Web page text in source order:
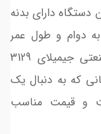
دارای بدنه
دوام و طول عمر
دستگاه نیز می افزاید. اسپرسوساز نیمه صنعتی جیمیلای 3129
که به دنبال یک
و قیمت مناسب